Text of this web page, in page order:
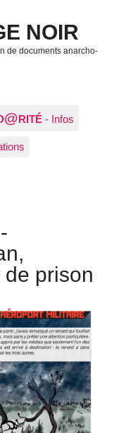
NOIR
de documents anarcho-
@RITÉ - Infos
prison